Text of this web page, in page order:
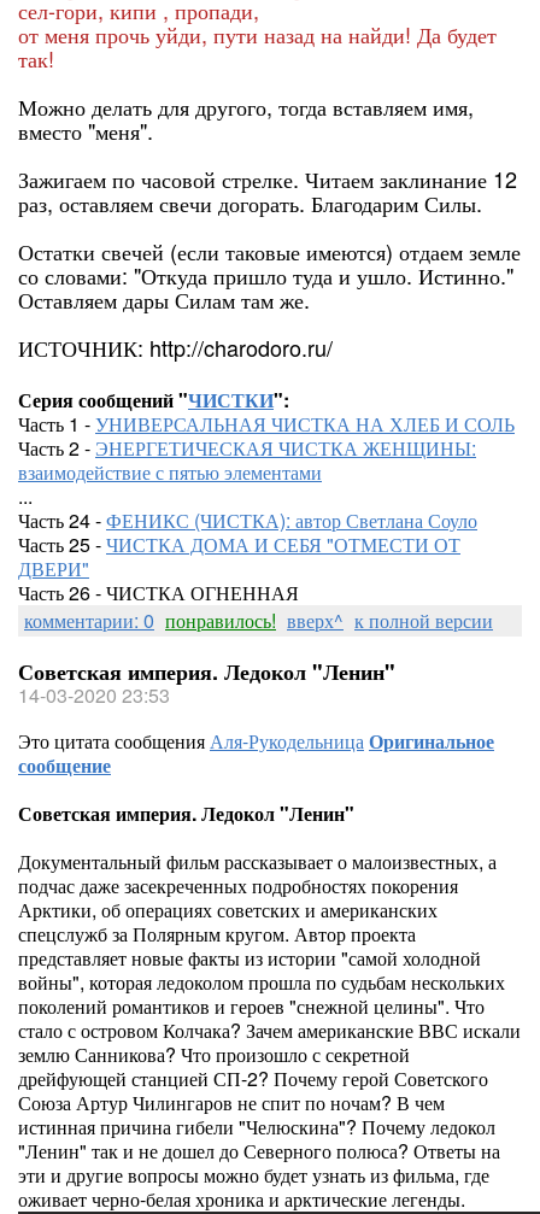
сел-гори, кипи , пропади,
от меня прочь уйди, пути назад на найди! Да будет
так!
Можно делать для другого, тогда вставляем имя,
вместо "меня".
Зажигаем по часовой стрелке. Читаем заклинание 12
раз, оставляем свечи догорать. Благодарим Силы.
Остатки свечей (если таковые имеются) отдаем земле
со словами: "Откуда пришло туда и ушло. Истинно."
Оставляем дары Силам там же.
ИСТОЧНИК: http://charodoro.ru/
Серия сообщений "ЧИСТКИ":
Часть 1 -УНИВЕРСАЛЬНАЯ ЧИСТКА НА ХЛЕБ И СОЛЬ
Часть 2 - ЭНЕРГЕТИЧЕСКАЯ ЧИСТКА ЖЕНЩИНЫ:
взаимодействие с пятью элементами
...
Часть 24 -ФЕНИКС (ЧИСТКА): автор Светлана Соуло
Часть 25 -ЧИСТКА ДОМА И СЕБЯ "ОТМЕСТИ ОТ
ДВЕРИ"
Часть 26 - ЧИСТКА ОГНЕННАЯ
комментарии: 0 понравилось! вверх^ к полной версии
Советская империя. Ледокол "Ленин"
14-03-2020 23:53
Это цитата сообщенияАля-РукодельницаОригинальное
сообщение
Советская империя. Ледокол "Ленин"
Документальный фильм рассказывает о малоизвестных, а
подчас даже засекреченных подробностях покорения
Арктики, об операциях советских и американских
спецслужб за Полярным кругом. Автор проекта
представляет новые факты из истории "самой холодной
войны", которая ледоколом прошла по судьбам нескольких
поколений романтиков и героев "снежной целины". Что
стало с островом Колчака? Зачем американские ВВС искали
землю Санникова? Что произошло с секретной
дрейфующей станцией СП-2? Почему герой Советского
Союза Артур Чилингаров не спит по ночам? В чем
истинная причина гибели "Челюскина"? Почему ледокол
"Ленин" так и не дошел до Северного полюса? Ответы на
эти и другие вопросы можно будет узнать из фильма, где
оживает черно-белая хроника и арктические легенды.